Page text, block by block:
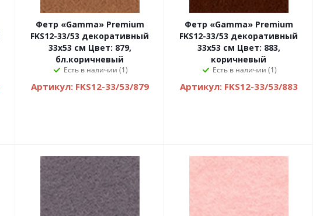
Фетр «Gamma» Premium
FKS12-33/53 декоративный
33х53 см Цвет: 879,
бл.коричневый
Есть в наличии (1)
Артикул: FKS12-33/53/879
Фетр «Gamma» Premium
FKS12-33/53 декоративный
33х53 см Цвет: 883,
коричневый
Есть в наличии (1)
Артикул: FKS12-33/53/883